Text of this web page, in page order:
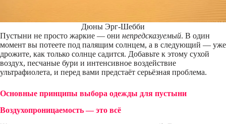
Дюны Эрг-Шебби
Пустыни не просто жаркие — они непредсказуемый. В один
момент вы потеете под палящим солнцем, а в следующий — уже
дрожите, как только солнце садится. Добавьте к этому сухой
воздух, песчаные бури и интенсивное воздействие
ультрафиолета, и перед вами предстаёт серьёзная проблема.
Основные принципы выбора одежды для пустыни
Воздухопроницаемость — это всё